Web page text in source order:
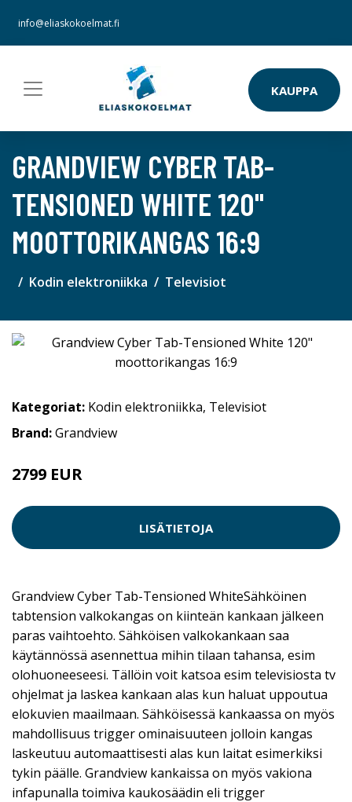
info@eliaskokoelmat.fi
KAUPPA
GRANDVIEW CYBER TAB-
TENSIONED WHITE 120"
MOOTTORIKANGAS 16:9
Kodin elektroniikka Televisiot
Kategoriat: Kodin elektroniikka, Televisiot
Brand:Grandview
2799 EUR
LISÄTIETOJA
Grandview Cyber Tab-Tensioned WhiteSähköinen
tabtension valkokangas on kiinteän kankaan jälkeen
paras vaihtoehto. Sähköisen valkokankaan saa
käytännössä asennettua mihin tilaan tahansa, esim
olohuoneeseesi. Tällöin voit katsoa esim televisiosta tv
ohjelmat ja laskea kankaan alas kun haluat uppoutua
elokuvien maailmaan. Sähköisessä kankaassa on myös
mahdollisuus trigger ominaisuuteen jolloin kangas
laskeutuu automaattisesti alas kun laitat esimerkiksi
tykin päälle. Grandview kankaissa on myös vakiona
infapunalla toimiva kaukosäädin eli trigger